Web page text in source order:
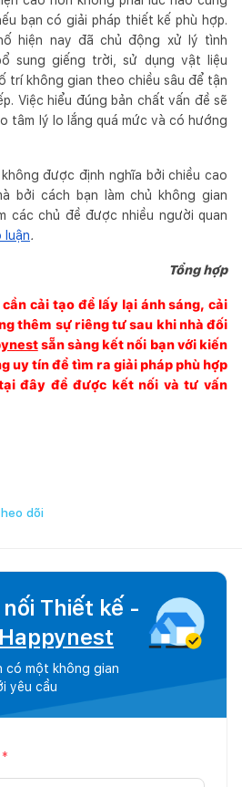
bạn có giải pháp thiết kế phù hợp.
hiện nay đã chủ động xử lý tình
sung giếng trời, sử dụng vật liệu
trí không gian theo chiều sâu để tận
Việc hiểu đúng bản chất vấn đề sẽ
tâm lý lo lắng quá mức và có hướng
được định nghĩa bởi chiều cao
bởi cách bạn làm chủ không gian
các chủ đề được nhiều người quan
luận.
Tổng hợp
cải tạo để lấy lại ánh sáng, cải
thêm sự riêng tư sau khi nhà đối
sẵn sàng kết nối bạn với kiến
uy tín để tìm ra giải pháp phù hợp
đây để được kết nối và tư vấn
dõi
Thiết kế -
Happynest
có một không gian
yêu cầu
*